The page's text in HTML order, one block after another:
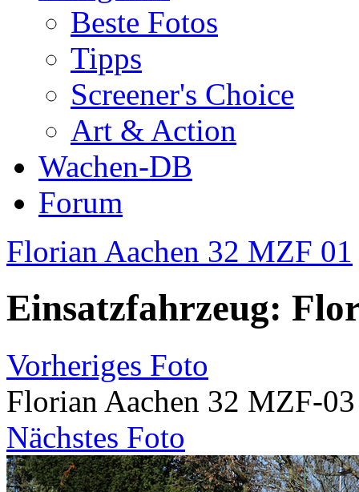
Beste Fotos
Tipps
Screener's Choice
Art & Action
Wachen-DB
Forum
Florian Aachen 32 MZF 01
Einsatzfahrzeug:
Vorheriges Foto
Florian Aachen 32 MZF-03
Nächstes Foto